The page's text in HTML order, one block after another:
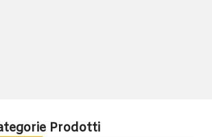
Prodotti